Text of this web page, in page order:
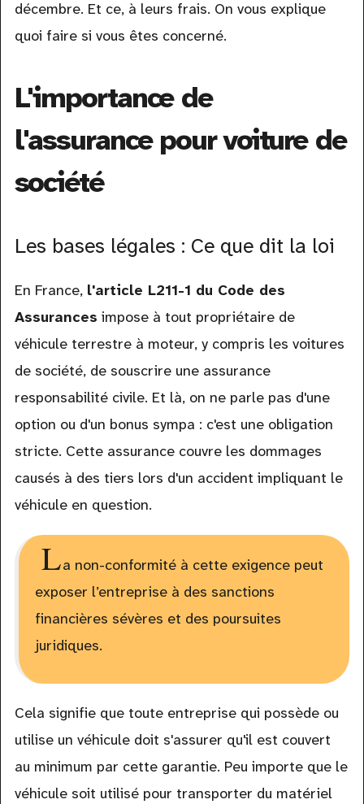
décembre. Et ce, à leurs frais. On vous explique
quoi faire si vous êtes concerné.
L'importance de
l'assurance pour voiture de
société
Les bases légales : Ce que dit la loi
En France, l'article L211-1 du Code des
Assurances impose à tout propriétaire de
véhicule terrestre à moteur, y compris les voitures
de société, de souscrire une assurance
responsabilité civile. Et là, on ne parle pas d'une
option ou d'un bonus sympa : c'est une obligation
stricte. Cette assurance couvre les dommages
causés à des tiers lors d'un accident impliquant le
véhicule en question.
La non-conformité à cette exigence peut
exposer l’entreprise à des sanctions
financières sévères et des poursuites
juridiques.
Cela signifie que toute entreprise qui possède ou
utilise un véhicule doit s'assurer qu'il est couvert
au minimum par cette garantie. Peu importe que le
véhicule soit utilisé pour transporter du matériel